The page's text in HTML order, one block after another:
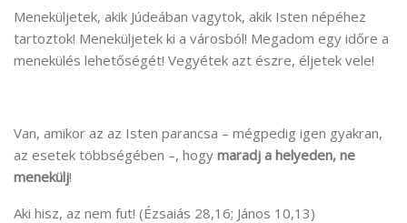
Meneküljetek, akik Júdeában vagytok, akik Isten népéhez
tartoztok! Meneküljetek ki a városból! Megadom egy időre a
menekülés lehetőségét! Vegyétek azt észre, éljetek vele!
Van, amikor az az Isten parancsa – mégpedig igen gyakran,
az esetek többségében –, hogy maradj a helyeden, ne
menekülj!
Aki hisz, az nem fut! (Ézsaiás 28,16; János 10,13)